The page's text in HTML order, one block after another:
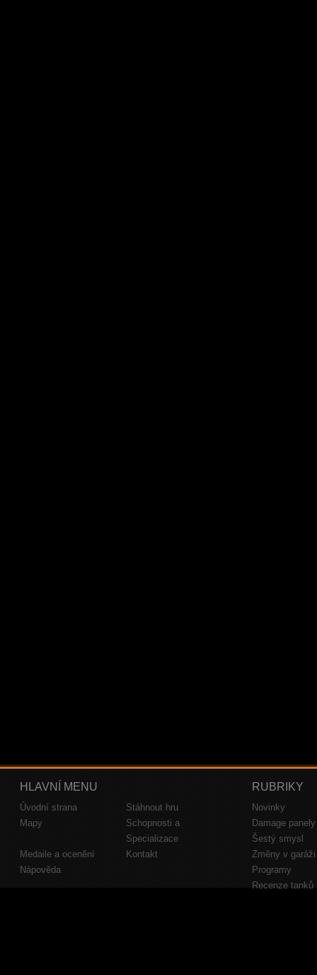
HLAVNÍ MENU
Úvodní strana
Stáhnout hru
Mapy
Schopnosti a
Specializace
Medaile a ocenění
Kontakt
Nápověda
RUBRIKY
Novinky
Damage panely
Šestý smysl
Změny v garáži
Programy
Recenze tanků